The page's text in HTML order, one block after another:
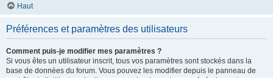
Haut
Préférences et paramètres des utilisateurs
Comment puis-je modifier mes paramètres ?
Si vous êtes un utilisateur inscrit, tous vos paramètres sont stockés dans la
base de données du forum. Vous pouvez les modifier depuis le panneau de